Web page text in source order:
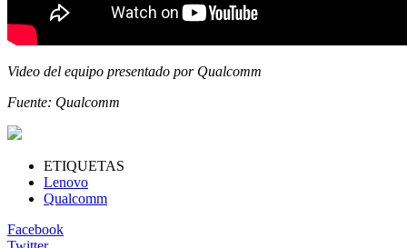
Video del equipo presentado por Qualcomm
Fuente: Qualcomm
ETIQUETAS
Lenovo
Qualcomm
Facebook